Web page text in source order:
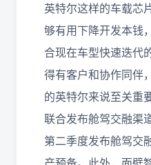
英特尔这样的车载芯
够有用下降开发本钱
合现在车型快速迭代
得有客户和协作同伴
的英特尔来说至关重
联合发布舱驾交融渠
第二季度发布舱驾交